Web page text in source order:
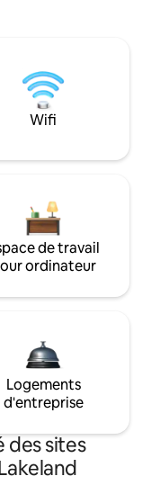
Wifi
de travail
ordinateur
Logements
d'entreprise
des sites